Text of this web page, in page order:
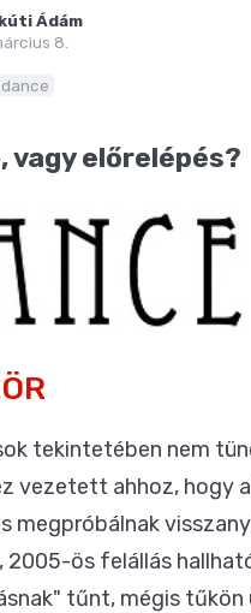
Ádám
8.
vagy előrelépés?
tekintetében nem
vezetett ahhoz, hogy a
megpróbálnak
2005-ös felállás
tűnt, mégis